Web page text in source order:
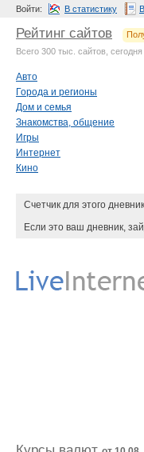
Войти: В статистику
Рейтинг сайтов
Всего 300 тыс. сайтов,
Авто
Города и регионы
Дом и семья
Знакомства, общение
Игры
Интернет
Кино
Счетчик для этого
Если это ваш дневник,